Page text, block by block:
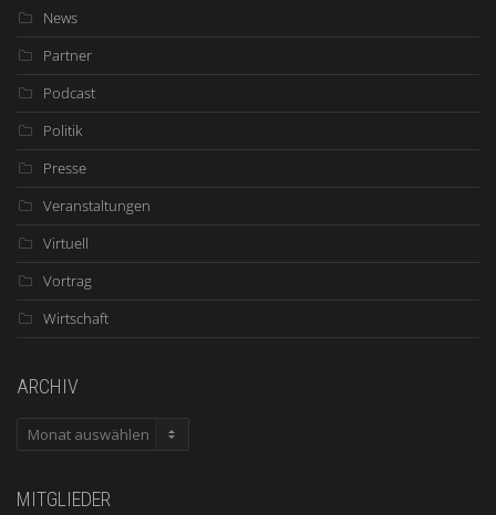
News
Partner
Podcast
Politik
Presse
Veranstaltungen
Virtuell
Vortrag
Wirtschaft
ARCHIV
ARCHIV
MITGLIEDER